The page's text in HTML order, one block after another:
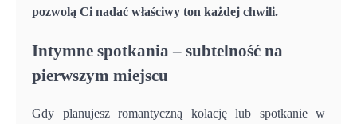
pozwolą Ci nadać właściwy ton każdej chwili.
Intymne spotkania – subtelność na
pierwszym miejscu
Gdy planujesz romantyczną kolację lub spotkanie w